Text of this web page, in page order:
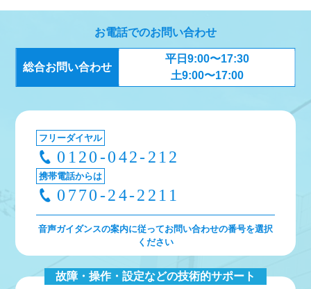
シ
ョ
お電話でのお問い合わせ
総合お問い合わせ
平日9:00〜17:30
土9:00〜17:00
フリーダイヤル
0120-042-212
携帯電話からは
0770-24-2211
音声ガイダンスの案内に従ってお問い合わせの番号を選択
ください
故障・操作・設定などの技術的サポート